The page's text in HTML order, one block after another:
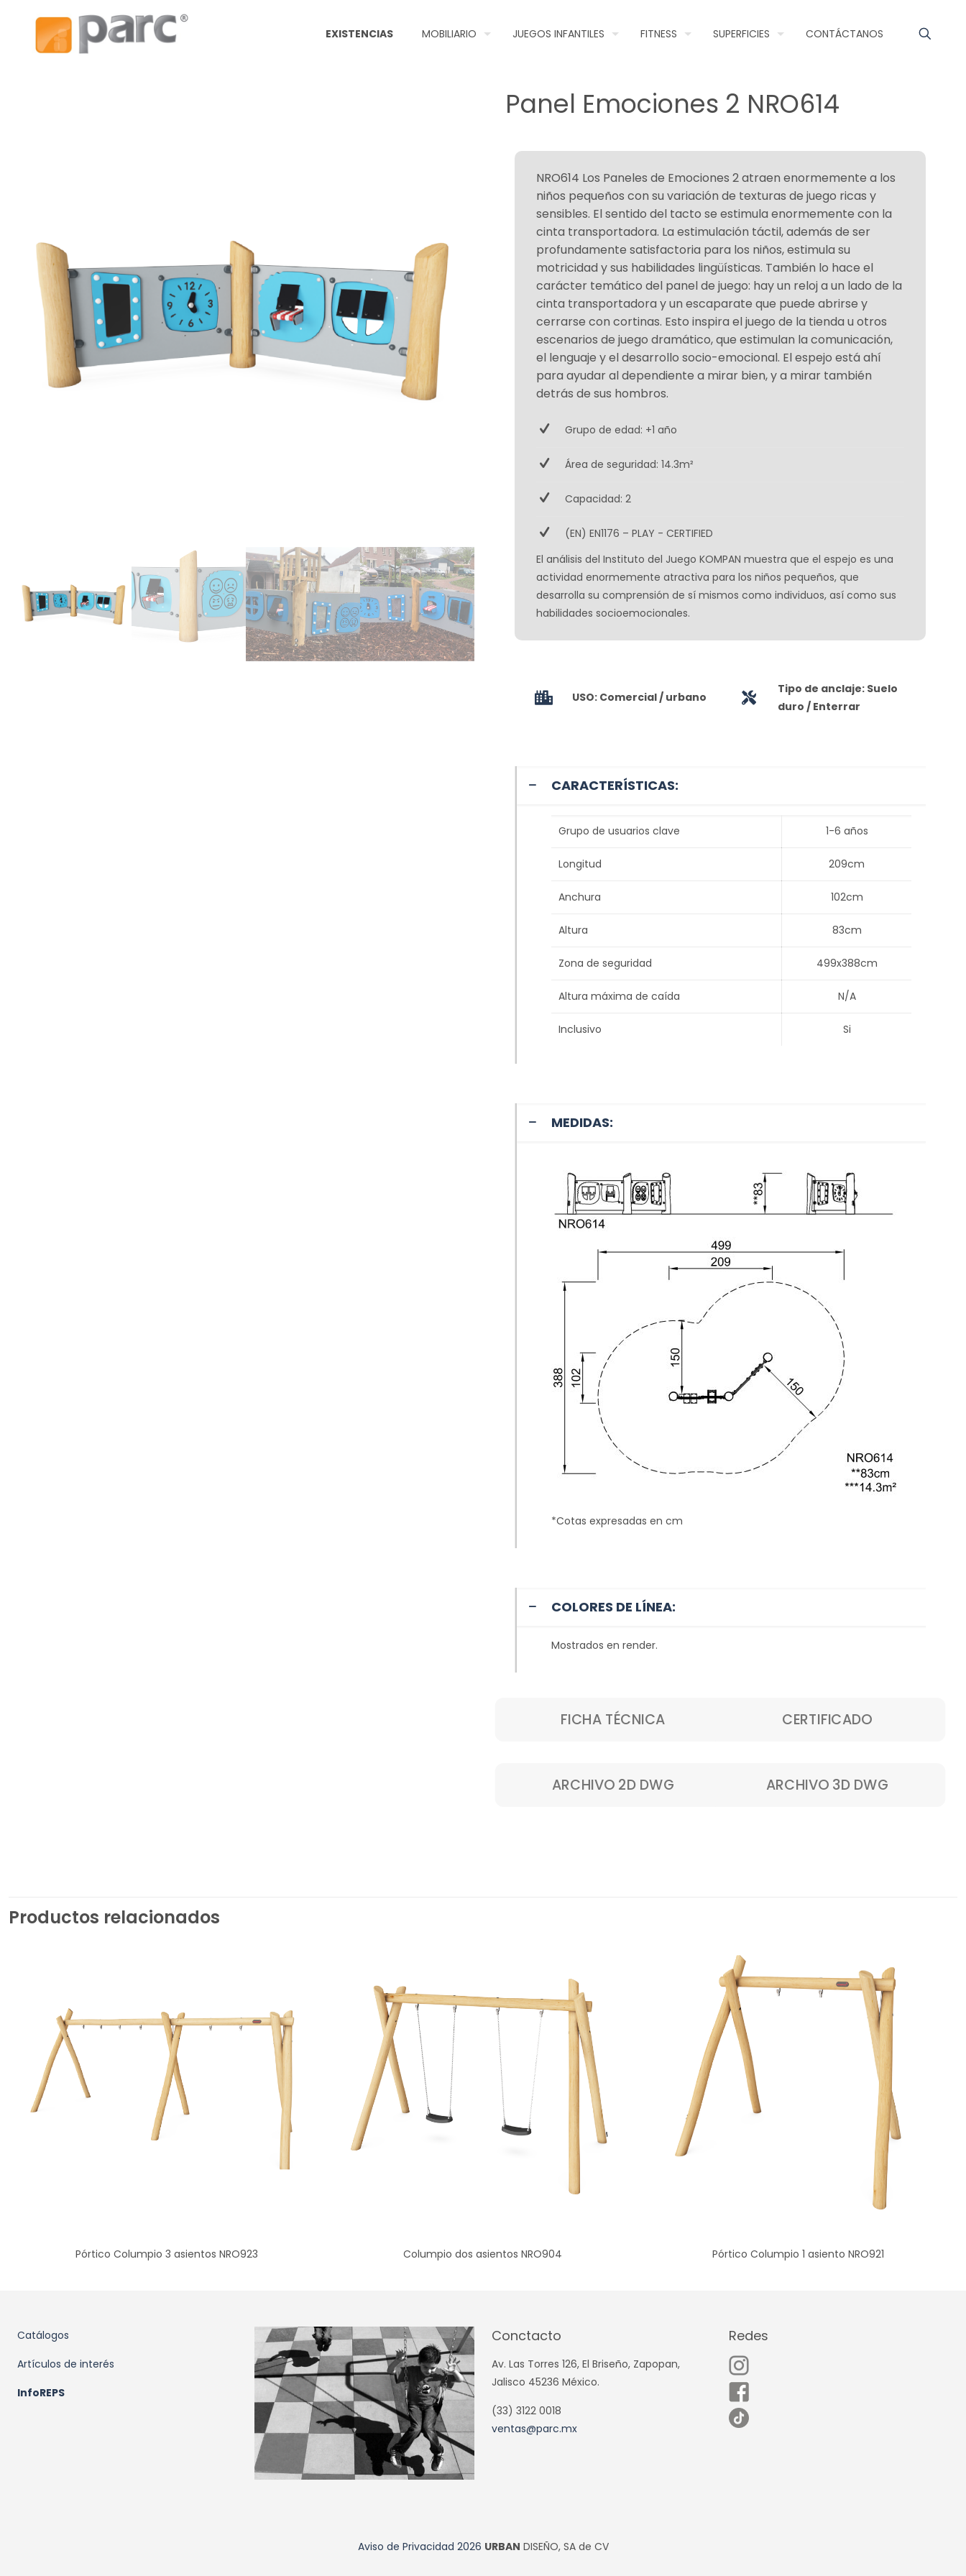
EXISTENCIAS MOBILIARIO JUEGOS INFANTILES FITNESS SUPERFICIES CONTÁCTANOS
Panel Emociones 2 NRO614
NRO614 Los Paneles de Emociones 2 atraen enormemente a los
niños pequeños con su variación de texturas de juego ricas y
sensibles. El sentido del tacto se estimula enormemente con la
cinta transportadora. La estimulación táctil, además de ser
profundamente satisfactoria para los niños, estimula su
motricidad y sus habilidades lingüísticas. También lo hace el
carácter temático del panel de juego: hay un reloj a un lado de la
cinta transportadora y un escaparate que puede abrirse y
cerrarse con cortinas. Esto inspira el juego de la tienda u otros
escenarios de juego dramático, que estimulan la comunicación,
el lenguaje y el desarrollo socio-emocional. El espejo está ahí
para ayudar al dependiente a mirar bien, y a mirar también
detrás de sus hombros.
Grupo de edad: +1 año
Área de seguridad: 14.3m²
Capacidad: 2
(EN) EN1176 – PLAY - CERTIFIED
El análisis del Instituto del Juego KOMPAN muestra que el espejo es una
actividad enormemente atractiva para los niños pequeños, que
desarrolla su comprensión de sí mismos como individuos, así como sus
habilidades socioemocionales.
USO: Comercial / urbano
Tipo de anclaje: Suelo
duro / Enterrar
CARACTERÍSTICAS:
Grupo de usuarios clave 1-6 años
Longitud 209cm
Anchura 102cm
Altura 83cm
Zona de seguridad 499x388cm
Altura máxima de caída N/A
Inclusivo Si
MEDIDAS:
*Cotas expresadas en cm
COLORES DE LÍNEA:
Mostrados en render.
FICHA TÉCNICA CERTIFICADO
ARCHIVO 2D DWG ARCHIVO 3D DWG
Productos relacionados
Pórtico Columpio 3 asientos NRO923 Columpio dos asientos NRO904 Pórtico Columpio 1 asiento NRO921
Catálogos
Artículos de interés
InfoREPS
Conctacto
Av. Las Torres 126, El Briseño, Zapopan,
Jalisco 45236 México.
(33) 3122 0018
ventas@parc.mx
Redes
Aviso de Privacidad 2026 URBAN DISEÑO, SA de CV